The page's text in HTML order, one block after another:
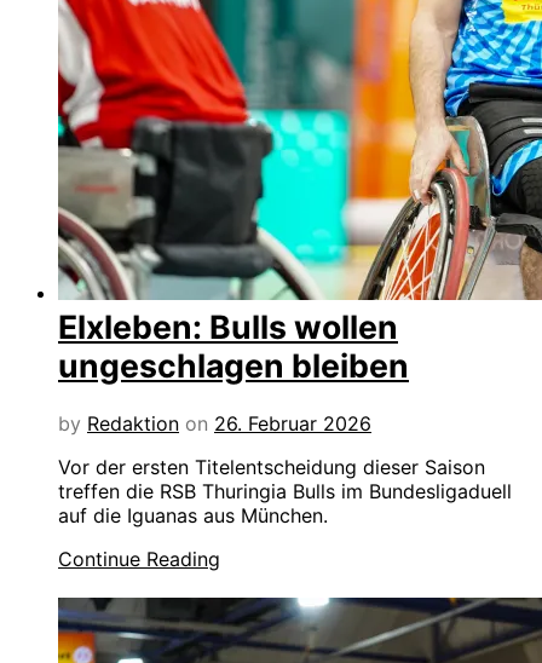
Elxleben: Bulls wollen
ungeschlagen bleiben
by Redaktion on 26. Februar 2026
Vor der ersten Titelentscheidung dieser Saison
treffen die RSB Thuringia Bulls im Bundesligaduell
auf die Iguanas aus München.
Continue Reading